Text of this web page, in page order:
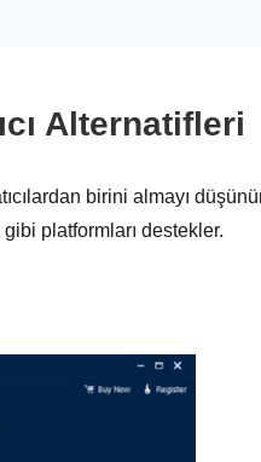
Alternatifleri
birini almayı
platformları destekler.